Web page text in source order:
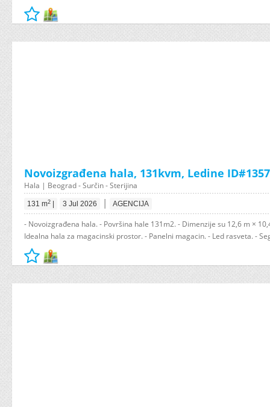
Novoizgrađena hala, 131kvm, Ledine ID#1357
Hala | Beograd - Surčin - Sterijina
131 m2 3 Jul 2026 | AGENCIJA
- Novoizgrađena hala. - Površina hale 131m2. - Dimenzije su 12,6 m ×
Idealna hala za magacinski prostor. - Panelni magacin. - Led rasveta. -